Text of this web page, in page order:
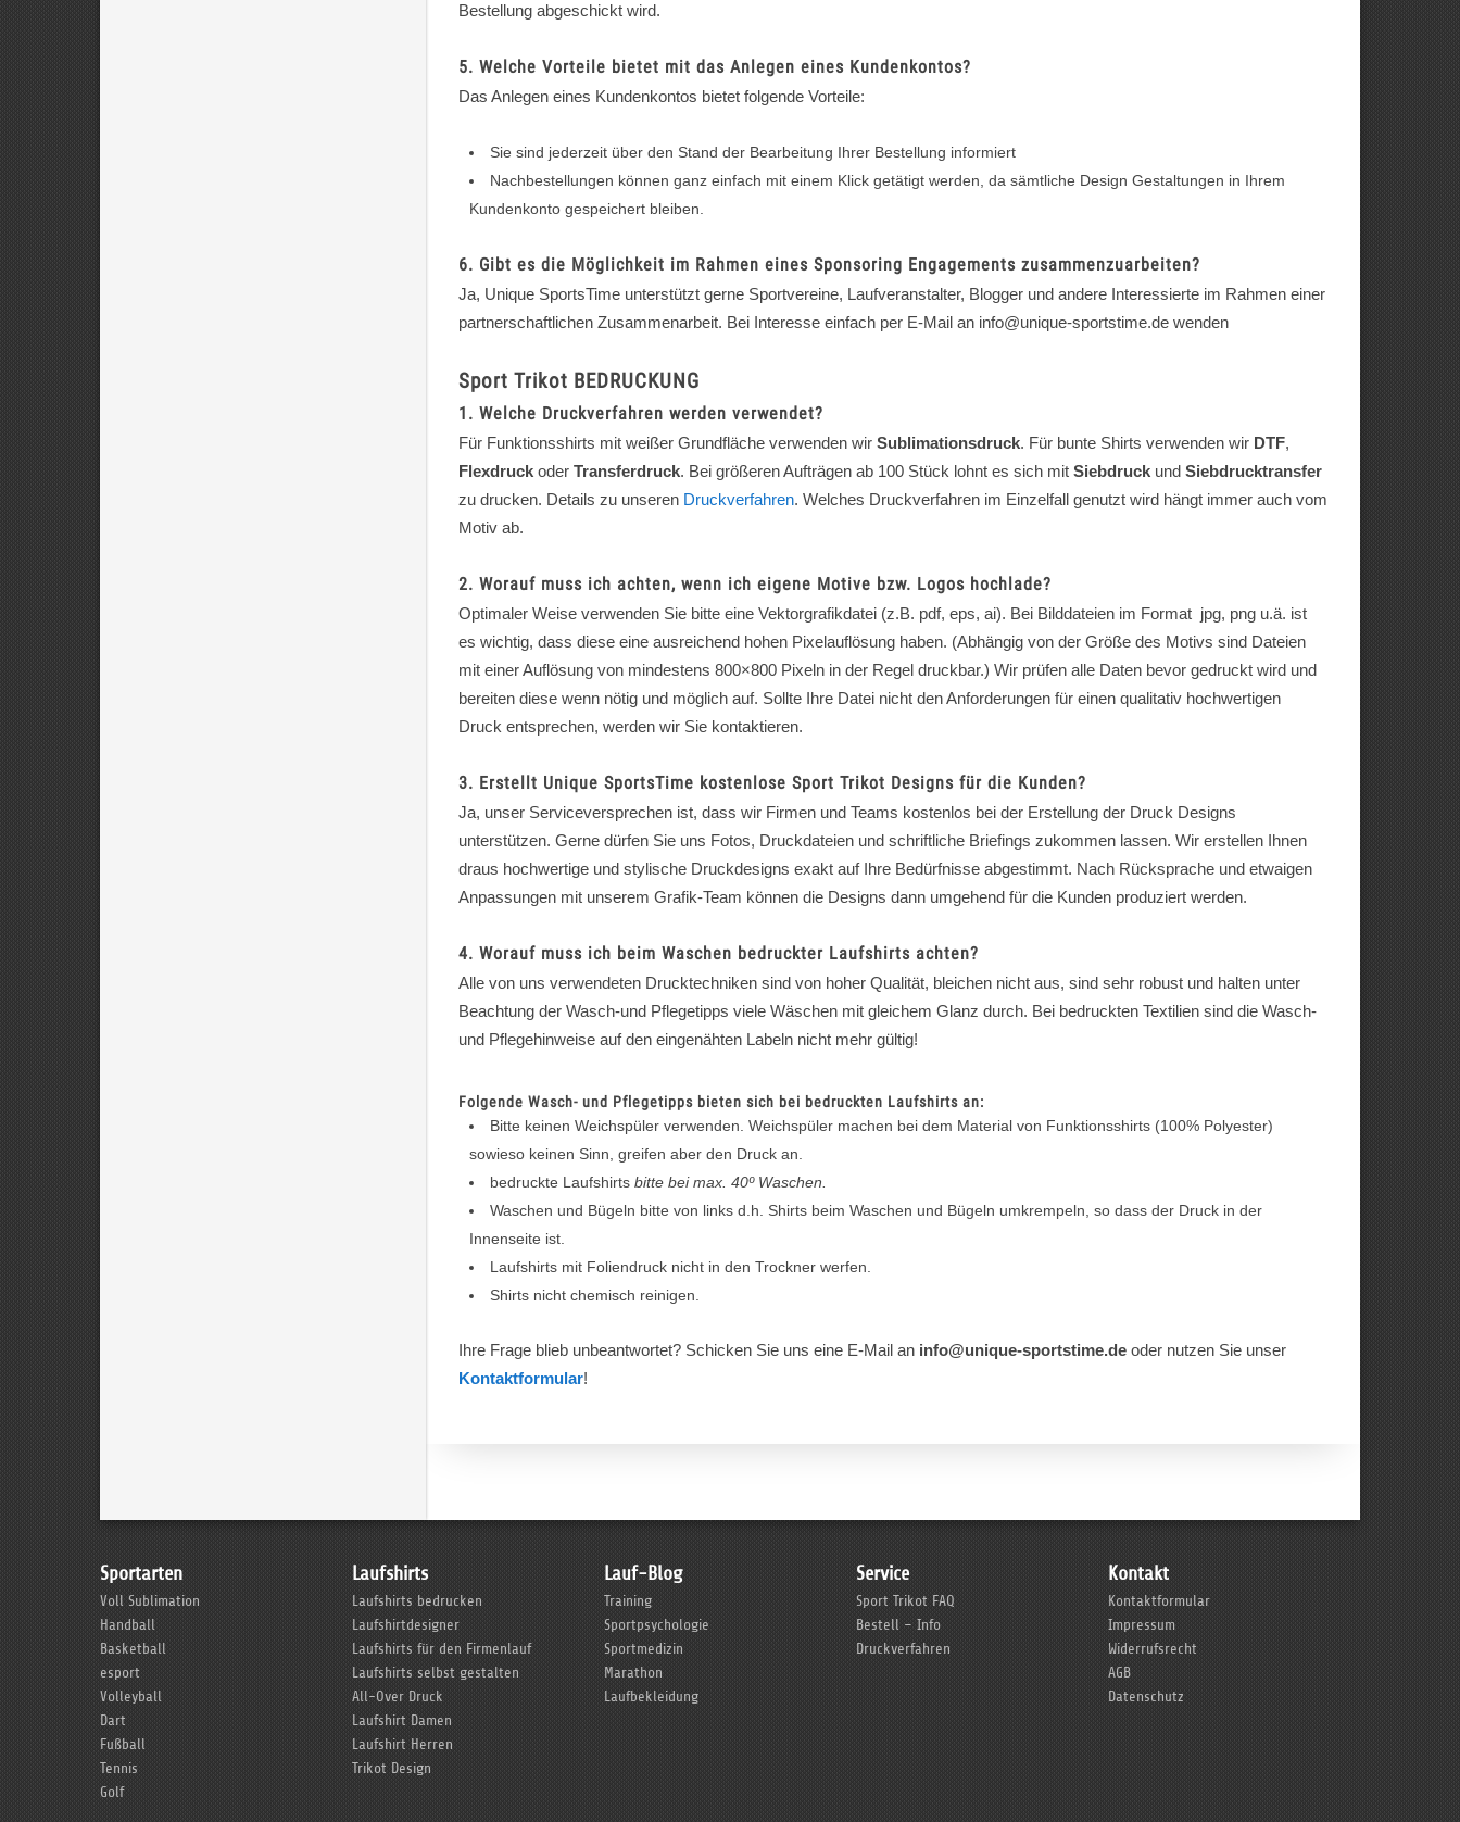
Bestellung abgeschickt wird.
5. Welche Vorteile bietet mit das Anlegen eines Kundenkontos?
Das Anlegen eines Kundenkontos bietet folgende Vorteile:
Sie sind jederzeit über den Stand der Bearbeitung Ihrer Bestellung informiert
Nachbestellungen können ganz einfach mit einem Klick getätigt werden, da sämtliche Design Gestaltungen in Ihrem
Kundenkonto gespeichert bleiben.
6. Gibt es die Möglichkeit im Rahmen eines Sponsoring Engagements zusammenzuarbeiten?
Ja, Unique SportsTime unterstützt gerne Sportvereine, Laufveranstalter, Blogger und andere Interessierte im Rahmen einer
partnerschaftlichen Zusammenarbeit. Bei Interesse einfach per E-Mail an info@unique-sportstime.de wenden
Sport Trikot BEDRUCKUNG
1. Welche Druckverfahren werden verwendet?
Für Funktionsshirts mit weißer Grundfläche verwenden wir Sublimationsdruck. Für bunte Shirts verwenden wir DTF,
Flexdruck oder Transferdruck. Bei größeren Aufträgen ab 100 Stück lohnt es sich mit Siebdruck und Siebdrucktransfer
zu drucken. Details zu unseren Druckverfahren. Welches Druckverfahren im Einzelfall genutzt wird hängt immer auch vom
Motiv ab.
2. Worauf muss ich achten, wenn ich eigene Motive bzw. Logos hochlade?
Optimaler Weise verwenden Sie bitte eine Vektorgrafikdatei (z.B. pdf, eps, ai). Bei Bilddateien im Format jpg, png u.ä. ist
es wichtig, dass diese eine ausreichend hohen Pixelauflösung haben. (Abhängig von der Größe des Motivs sind Dateien
mit einer Auflösung von mindestens 800×800 Pixeln in der Regel druckbar.) Wir prüfen alle Daten bevor gedruckt wird und
bereiten diese wenn nötig und möglich auf. Sollte Ihre Datei nicht den Anforderungen für einen qualitativ hochwertigen
Druck entsprechen, werden wir Sie kontaktieren.
3. Erstellt Unique SportsTime kostenlose Sport Trikot Designs für die Kunden?
Ja, unser Serviceversprechen ist, dass wir Firmen und Teams kostenlos bei der Erstellung der Druck Designs
unterstützen. Gerne dürfen Sie uns Fotos, Druckdateien und schriftliche Briefings zukommen lassen. Wir erstellen Ihnen
draus hochwertige und stylische Druckdesigns exakt auf Ihre Bedürfnisse abgestimmt. Nach Rücksprache und etwaigen
Anpassungen mit unserem Grafik-Team können die Designs dann umgehend für die Kunden produziert werden.
4. Worauf muss ich beim Waschen bedruckter Laufshirts achten?
Alle von uns verwendeten Drucktechniken sind von hoher Qualität, bleichen nicht aus, sind sehr robust und halten unter
Beachtung der Wasch-und Pflegetipps viele Wäschen mit gleichem Glanz durch. Bei bedruckten Textilien sind die Wasch-
und Pflegehinweise auf den eingenähten Labeln nicht mehr gültig!
Folgende Wasch- und Pflegetipps bieten sich bei bedruckten Laufshirts an:
Bitte keinen Weichspüler verwenden. Weichspüler machen bei dem Material von Funktionsshirts (100% Polyester)
sowieso keinen Sinn, greifen aber den Druck an.
bedruckte Laufshirts bitte bei max. 40º Waschen.
Waschen und Bügeln bitte von links d.h. Shirts beim Waschen und Bügeln umkrempeln, so dass der Druck in der
Innenseite ist.
Laufshirts mit Foliendruck nicht in den Trockner werfen.
Shirts nicht chemisch reinigen.
Ihre Frage blieb unbeantwortet? Schicken Sie uns eine E-Mail an info@unique-sportstime.de oder nutzen Sie unser
Kontaktformular!
Sportarten
Voll Sublimation
Handball
Basketball
esport
Volleyball
Dart
Fußball
Tennis
Golf
Laufshirts
Laufshirts bedrucken
Laufshirtdesigner
Laufshirts für den Firmenlauf
Laufshirts selbst gestalten
All-Over Druck
Laufshirt Damen
Laufshirt Herren
Trikot Design
Lauf-Blog
Training
Sportpsychologie
Sportmedizin
Marathon
Laufbekleidung
Service
Sport Trikot FAQ
Bestell – Info
Druckverfahren
Kontakt
Kontaktformular
Impressum
Widerrufsrecht
AGB
Datenschutz